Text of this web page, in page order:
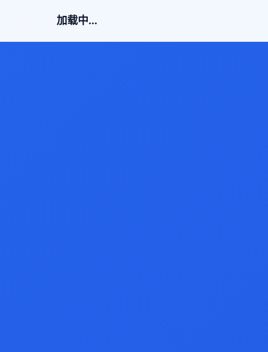
加载中...